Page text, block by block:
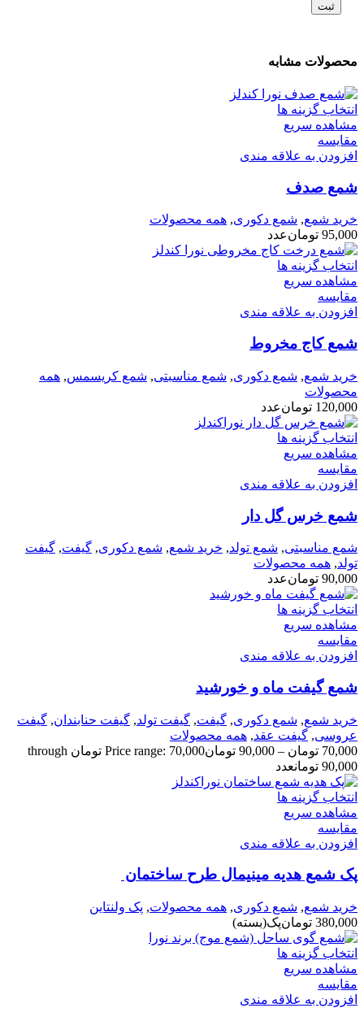
محصولات مشابه
انتخاب گزینه ها
مشاهده سریع
مقایسه
افزودن به علاقه مندی
شمع صدف
خرید شمع, شمع دکوری, همه محصولات
95,000 تومانعدد
انتخاب گزینه ها
مشاهده سریع
مقایسه
افزودن به علاقه مندی
شمع کاج مخروط
خرید شمع, شمع دکوری, شمع مناسبتی, شمع کریسمس, همه
محصولات
120,000 تومانعدد
انتخاب گزینه ها
مشاهده سریع
مقایسه
افزودن به علاقه مندی
شمع خرس گل دار
شمع مناسبتی, شمع تولد, خرید شمع, شمع دکوری, گیفت, گیفت
تولد, همه محصولات
90,000 تومانعدد
انتخاب گزینه ها
مشاهده سریع
مقایسه
افزودن به علاقه مندی
شمع گیفت ماه و خورشید
خرید شمع, شمع دکوری, گیفت, گیفت تولد, گیفت حنابندان, گیفت
عروسی, گیفت عقد, همه محصولات
70,000 تومان –
90,000 تومان
Price range: 70,000 تومان through
90,000 تومان
عدد
انتخاب گزینه ها
مشاهده سریع
مقایسه
افزودن به علاقه مندی
پک شمع هدیه مینیمال طرح ساختمان
خرید شمع, شمع دکوری, همه محصولات, پک ولنتاین
380,000 تومانپک(بسته)
انتخاب گزینه ها
مشاهده سریع
مقایسه
افزودن به علاقه مندی